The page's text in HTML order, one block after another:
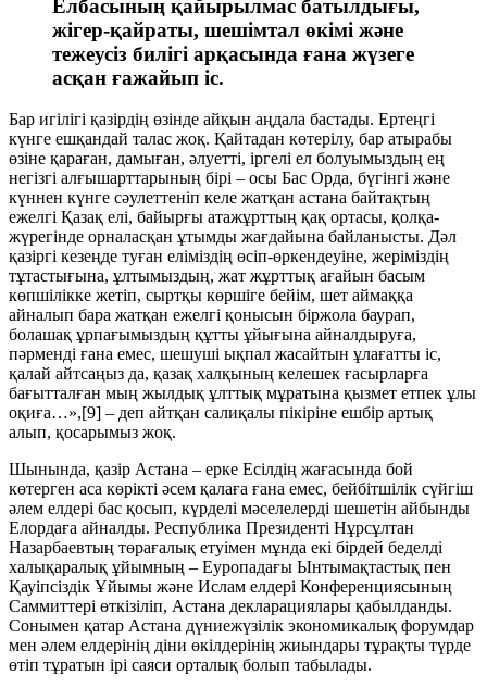
Елбасының қайырылмас батылдығы,
жігер-қайраты, шешімтал өкімі және
тежеусіз билігі арқасында ғана жүзеге
асқан ғажайып іс.
Бар игілігі қазірдің өзінде айқын аңдала бастады. Ертеңгі
күнге ешқандай талас жоқ. Қайтадан көтерілу, бар атырабы
өзіне қараған, дамыған, әлуетті, іргелі ел болуымыздың ең
негізгі алғышарттарының бірі – осы Бас Орда, бүгінгі және
күннен күнге сәулеттеніп келе жатқан астана байтақтың
ежелгі Қазақ елі, байырғы атажұрттың қақ ортасы, қолқа-
жүрегінде орналасқан ұтымды жағдайына байланысты. Дәл
қазіргі кезеңде туған еліміздің өсіп-өркендеуіне, жеріміздің
тұтастығына, ұлтымыздың, жат жұрттық ағайын басым
көпшілікке жетіп, сыртқы көршіге бейім, шет аймаққа
айналып бара жатқан ежелгі қонысын біржола баурап,
болашақ ұрпағымыздың құтты ұйығына айналдыруға,
пәрменді ғана емес, шешуші ықпал жасайтын ұлағатты іс,
қалай айтсаңыз да, қазақ халқының келешек ғасырларға
бағытталған мың жылдық ұлттық мұратына қызмет етпек ұлы
оқиға…»,[9] – деп айтқан салиқалы пікіріне ешбір артық
алып, қосарымыз жоқ.
Шынында, қазір Астана – ерке Есілдің жағасында бой
көтерген аса көрікті әсем қалаға ғана емес, бейбітшілік сүйгіш
әлем елдері бас қосып, күрделі мәселелерді шешетін айбынды
Елордаға айналды. Республика Президенті Нұрсұлтан
Назарбаевтың төрағалық етуімен мұнда екі бірдей беделді
халықаралық ұйымның – Еуропадағы Ынтымақтастық пен
Қауіпсіздік Ұйымы және Ислам елдері Конференциясының
Саммиттері өткізіліп, Астана декларациялары қабылданды.
Сонымен қатар Астана дүниежүзілік экономикалық форумдар
мен әлем елдерінің діни өкілдерінің жиындары тұрақты түрде
өтіп тұратын ірі саяси орталық болып табылады.